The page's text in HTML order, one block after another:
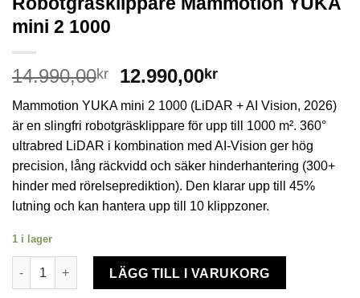
mini 2 1000
14.990,00kr
Det
priset
var:
14.990,00kr.
12.990,00krDet
priset
är:
12.990,00kr.
Mammotion YUKA mini 2 1000 (LiDAR + AI Vision, 2026)
är en slingfri robotgräsklippare för upp till 1000 m². 360°
ultrabred LiDAR i kombination med AI-Vision ger hög
precision, lång räckvidd och säker hinderhantering (300+
hinder med rörelseprediktion). Den klarar upp till 45%
lutning och kan hantera upp till 10 klippzoner.
1 i lager
Robotgräsklippare Mammotion YUKA mini 2 1000 mängd
LÄGG TILL I VARUKORG